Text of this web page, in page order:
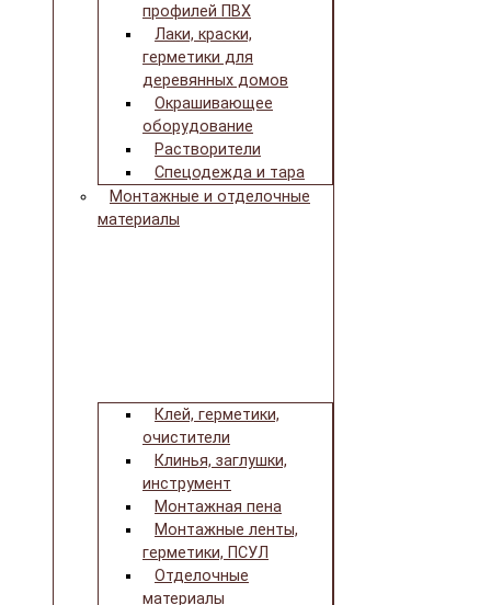
профилей ПВХ
Лаки, краски,
герметики для
деревянных домов
Окрашивающее
оборудование
Растворители
Спецодежда и тара
Монтажные и отделочные
материалы
Клей, герметики,
очистители
Клинья, заглушки,
инструмент
Монтажная пена
Монтажные ленты,
герметики, ПСУЛ
Отделочные
материалы